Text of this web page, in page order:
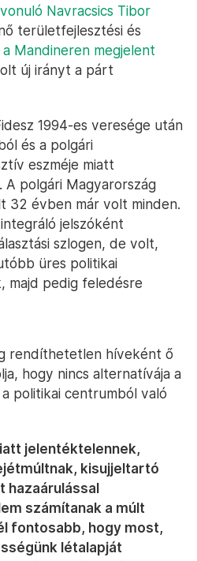
Navracsics Tibor
területfejlesztési és
a Mandineren megjelent
új irányt a párt
1994-es veresége után
és a polgári
eszméje miatt
polgári Magyarország
32 évben már volt minden.
jelszóként
szlogen, de volt,
üres politikai
majd pedig feledésre
rendíthetetlen híveként ő
hogy nincs alternatívája a
politikai centrumból való
jelentéktelennek,
kisujjeltartó
hazaárulással
számítanak a múlt
fontosabb, hogy most,
létalapját